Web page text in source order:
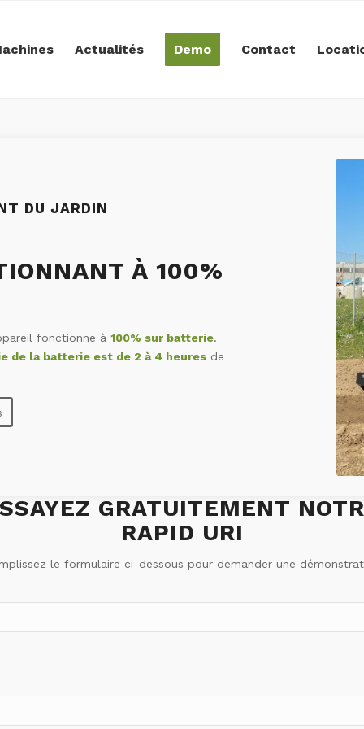
Actualités Demo Contact
DU JARDIN
À 100%
fonctionne à 100% sur batterie.
de la batterie est de 2 à 4 heures de
GRATUITEMENT
RAPID URI
le formulaire ci-dessous pour demander une